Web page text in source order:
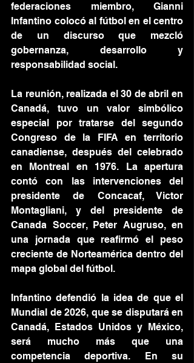
federaciones miembro, Gianni
Infantino colocó al fútbol en el centro
de un discurso que mezcló
gobernanza, desarrollo y
responsabilidad social.
La reunión, realizada el 30 de abril en
Canadá, tuvo un valor simbólico
especial por tratarse del segundo
Congreso de la FIFA en territorio
canadiense, después del celebrado
en Montreal en 1976. La apertura
contó con las intervenciones del
presidente de Concacaf, Victor
Montagliani, y del presidente de
Canada Soccer, Peter Augruso, en
una jornada que reafirmó el peso
creciente de Norteamérica dentro del
mapa global del fútbol.
Infantino defendió la idea de que el
Mundial de 2026, que se disputará en
Canadá, Estados Unidos y México,
será mucho más que una
competencia deportiva. En su